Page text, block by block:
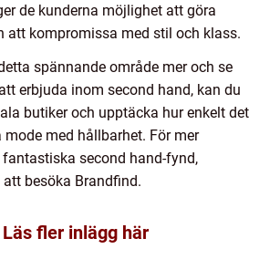
de kunderna möjlighet att göra
att kompromissa med stil och klass.
spännande område mer och se
erbjuda inom second hand, kan du
butiker och upptäcka hur enkelt det
med hållbarhet. För mer
second hand-fynd,
besöka Brandfind.
Läs fler inlägg här